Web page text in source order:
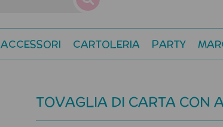
ACCESSORI CARTOLERIA PARTY
TOVAGLIA DI CARTA CON